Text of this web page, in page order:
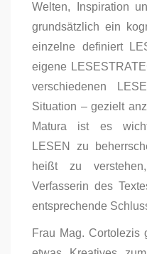
Welten, Inspiration
grundsätzlich ein
einzelne definiert
eigene
verschiedenen
Situation – gezielt
Matura ist es
LESEN zu
heißt zu
Verfasserin des
entsprechende
Frau Mag. Cortolezis